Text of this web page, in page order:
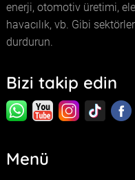
enerji, otomotiv üretimi,
havacılık, vb. Gibi
durdurun.
Bizi takip edin
Menü